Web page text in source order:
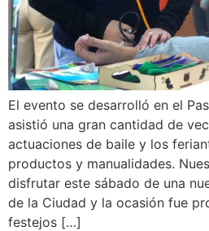
El evento se desarrolló en el
asistió una gran cantidad de
actuaciones de baile y los
productos y manualidades.
disfrutar este sábado de una
de la Ciudad y la ocasión fue
festejos […]